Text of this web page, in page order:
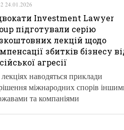
24.01.2026
Investment Lawyer
підготували серію
лекцій щодо
збитків бізнесу
агресії
наводяться приклади
міжнародних спорів
та компаніями